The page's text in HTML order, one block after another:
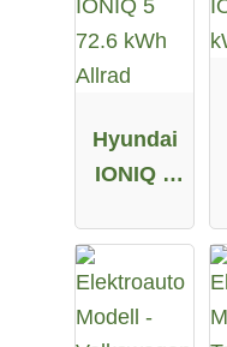
Hyundai
IONIQ 5
Allrad